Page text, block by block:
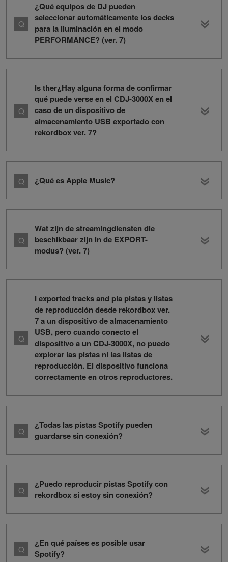
¿Qué equipos de DJ pueden
seleccionar automáticamente los decks
para la iluminación en el modo
PERFORMANCE? (ver. 7)
Is ther¿Hay alguna forma de confirmar
qué puede verse en el CDJ-3000X en el
caso de un dispositivo de
almacenamiento USB exportado con
rekordbox ver. 7?
¿Qué es Apple Music?
Wat zijn de streamingdiensten die
beschikbaar zijn in de EXPORT-
modus? (ver. 7)
I exported tracks and pla pistas y listas
de reproducción desde rekordbox ver.
7 a un dispositivo de almacenamiento
USB, pero cuando conecto el
dispositivo a un CDJ-3000X, no puedo
explorar las pistas ni las listas de
reproducción. El dispositivo funciona
correctamente en otros reproductores.
¿Todas las pistas Spotify pueden
guardarse sin conexión?
¿Puedo reproducir pistas Spotify con
rekordbox si estoy sin conexión?
¿En qué países es posible usar
Spotify?